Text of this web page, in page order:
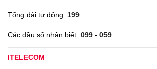
Tổng đài tự động: 199
Các đầu số nhận biết: 099 - 059
ITELECOM